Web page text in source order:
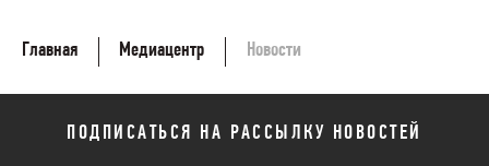
Главная Медиацентр Новости
ПОДПИСАТЬСЯ НА РАССЫЛКУ НОВОСТЕЙ